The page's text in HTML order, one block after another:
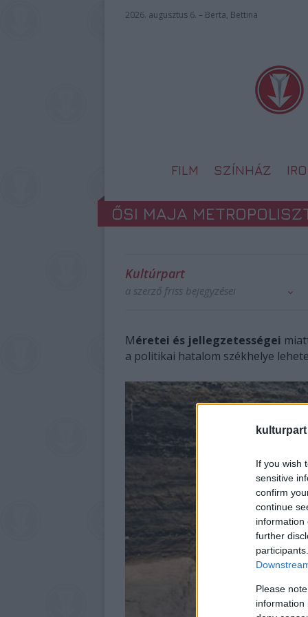
kulturpart
If you wish
sensitive
confirm
continue
information
further
Please
information
2026. augusztus 6. – Berta, Bettina
FILM SZÍNHÁZ
ŐSI MAJA
Kultúrpart
a szerző friss bejegyzései
Méretei és jellegzetességei
a politikai hatalom székhelye